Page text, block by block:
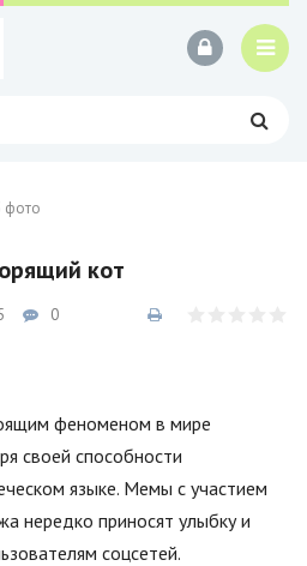
фото
кот
0
феноменом в мире
своей способности
языке. Мемы с участием
нередко приносят улыбку и
соцсетей.